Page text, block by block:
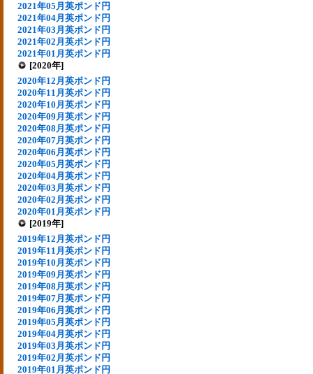
2021年05月英ポンド円
2021年04月英ポンド円
2021年03月英ポンド円
2021年02月英ポンド円
2021年01月英ポンド円
[2020年]
2020年12月英ポンド円
2020年11月英ポンド円
2020年10月英ポンド円
2020年09月英ポンド円
2020年08月英ポンド円
2020年07月英ポンド円
2020年06月英ポンド円
2020年05月英ポンド円
2020年04月英ポンド円
2020年03月英ポンド円
2020年02月英ポンド円
2020年01月英ポンド円
[2019年]
2019年12月英ポンド円
2019年11月英ポンド円
2019年10月英ポンド円
2019年09月英ポンド円
2019年08月英ポンド円
2019年07月英ポンド円
2019年06月英ポンド円
2019年05月英ポンド円
2019年04月英ポンド円
2019年03月英ポンド円
2019年02月英ポンド円
2019年01月英ポンド円